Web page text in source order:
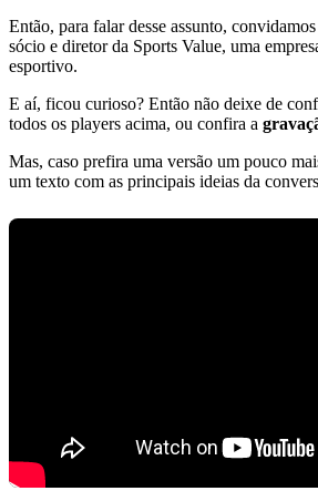
Então, para falar desse assunto,
sócio e diretor da Sports Value, uma
esportivo.
E aí, ficou curioso? Então não deixe de
todos os players acima, ou confira a
Mas, caso prefira uma versão um pouco
um texto com as principais ideias da